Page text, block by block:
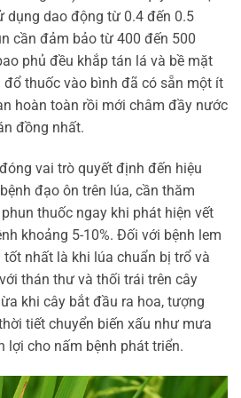
dụng dao động từ 0.4 đến 0.5
cần đảm bảo từ 400 đến 500
phủ đều khắp tán lá và bề mặt
đổ thuốc vào bình đã có sẵn một ít
hoàn toàn rồi mới châm đầy nước
đồng nhất.
vai trò quyết định đến hiệu
đạo ôn trên lúa, cần thăm
thuốc ngay khi phát hiện vết
khoảng 5-10%. Đối với bệnh lem
tốt nhất là khi lúa chuẩn bị trổ và
thán thư và thối trái trên cây
khi cây bắt đầu ra hoa, tượng
tiết chuyển biến xấu như mưa
lợi cho nấm bệnh phát triển.